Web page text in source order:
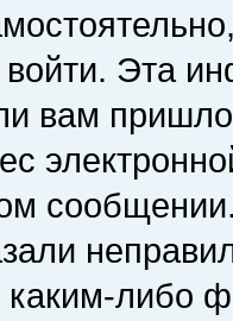
войти. Эта
вам
каким-либо